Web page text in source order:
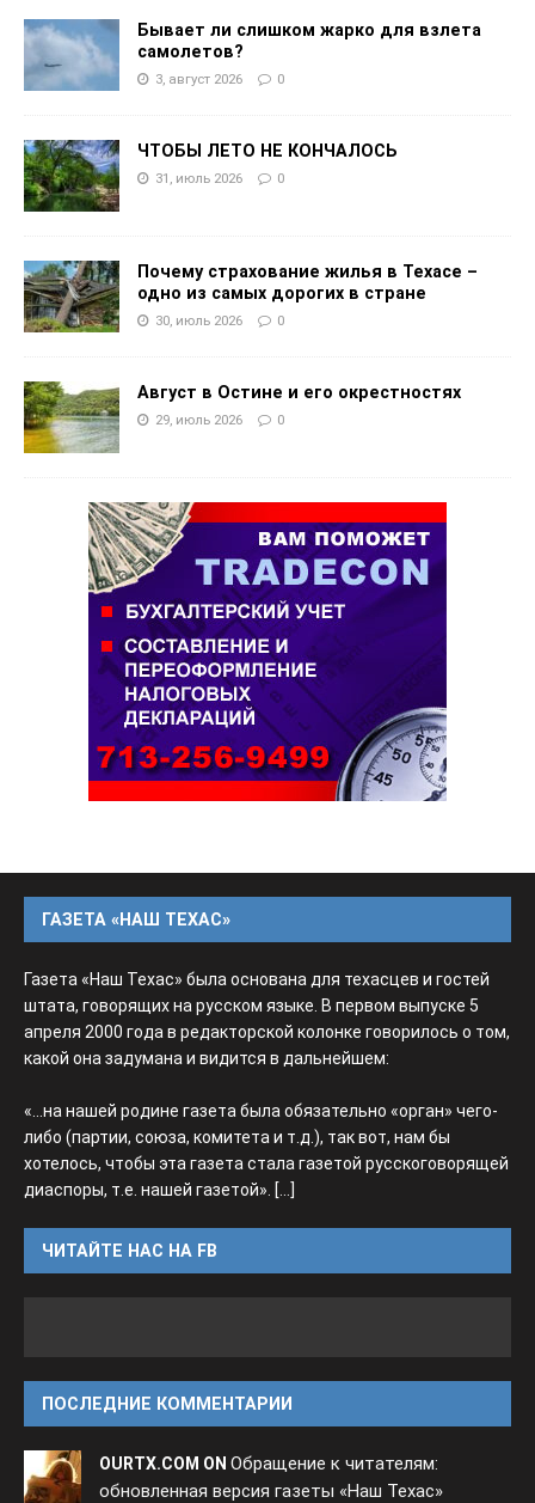
Бывает ли слишком жарко для взлета
самолетов?
3, август 2026 0
ЧТОБЫ ЛЕТО НЕ КОНЧАЛОСЬ
31, июль 2026 0
Почему страхование жилья в Техасе –
одно из самых дорогих в стране
30, июль 2026 0
Август в Остине и его окрестностях
29, июль 2026 0
ГАЗЕТА «НАШ ТЕХАС»
Газета «Наш Техас» была основана для техасцев и гостей
штата, говорящих на русском языке. В первом выпуске 5
апреля 2000 года в редакторской колонке говорилось о том,
какой она задумана и видится в дальнейшем:
«...на нашей родине газета была обязательно «орган» чего-
либо (партии, союза, комитета и т.д.), так вот, нам бы
хотелось, чтобы эта газета стала газетой русскоговорящей
диаспоры, т.е. нашей газетой». [...]
ЧИТАЙТЕ НАС НА FB
ПОСЛЕДНИЕ КОММЕНТАРИИ
OURTX.COM ON Обращение к читателям:
обновленная версия газеты «Наш Техас»